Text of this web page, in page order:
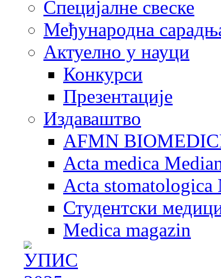
Специјалне свеске
Међународна
Актуелно у науци
Конкурси
Презентације
Издаваштво
AFMN
Acta medica
Acta stomatologica
Студентски
Medica magazin